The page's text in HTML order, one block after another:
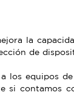
la
de
los equipos
si contamos